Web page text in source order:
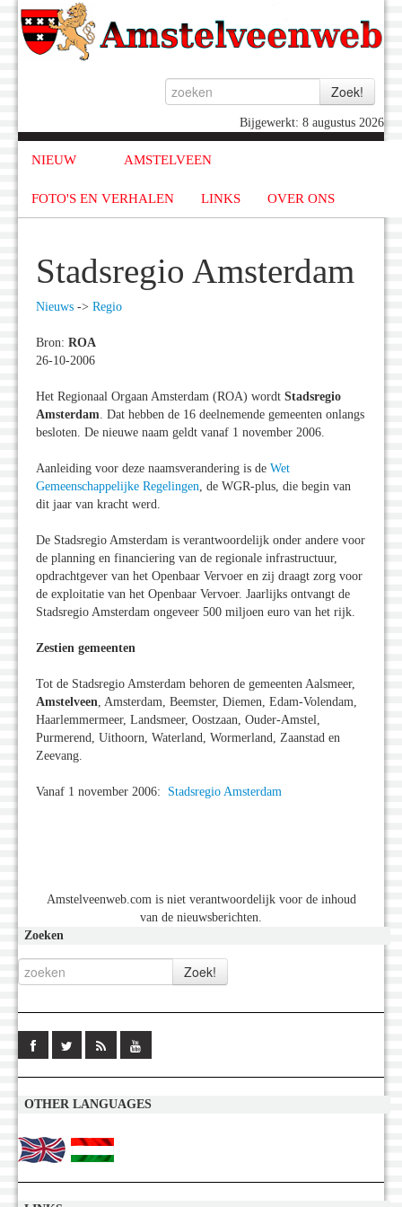
Bijgewerkt: 8 augustus 2026
NIEUW AMSTELVEEN
FOTO'S EN VERHALEN LINKS OVER ONS
Stadsregio Amsterdam
Nieuws -> Regio
Bron: ROA
26-10-2006
Het Regionaal Orgaan Amsterdam (ROA) wordt Stadsregio
Amsterdam. Dat hebben de 16 deelnemende gemeenten onlangs
besloten. De nieuwe naam geldt vanaf 1 november 2006.
Aanleiding voor deze naamsverandering is de Wet
Gemeenschappelijke Regelingen, de WGR-plus, die begin van
dit jaar van kracht werd.
De Stadsregio Amsterdam is verantwoordelijk onder andere voor
de planning en financiering van de regionale infrastructuur,
opdrachtgever van het Openbaar Vervoer en zij draagt zorg voor
de exploitatie van het Openbaar Vervoer. Jaarlijks ontvangt de
Stadsregio Amsterdam ongeveer 500 miljoen euro van het rijk.
Zestien gemeenten
Tot de Stadsregio Amsterdam behoren de gemeenten Aalsmeer,
Amstelveen, Amsterdam, Beemster, Diemen, Edam-Volendam,
Haarlemmermeer, Landsmeer, Oostzaan, Ouder-Amstel,
Purmerend, Uithoorn, Waterland, Wormerland, Zaanstad en
Zeevang.
Vanaf 1 november 2006: Stadsregio Amsterdam
Amstelveenweb.com is niet verantwoordelijk voor de inhoud
van de nieuwsberichten.
Zoeken
OTHER LANGUAGES